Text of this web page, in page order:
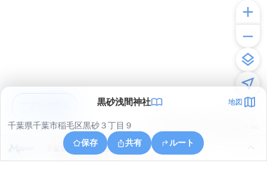
黒砂浅間神社 地図
千葉県千葉市稲毛区黒砂３丁目９
保存
共有 ルート
千葉県千葉市稲毛区弥生町１